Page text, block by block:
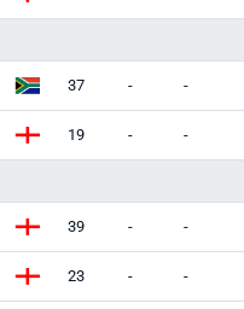
37 - -
19 - -
39 - -
23 - -